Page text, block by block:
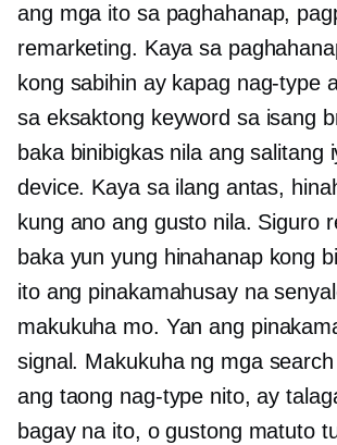
ang mga ito sa paghahanap,
remarketing. Kaya sa
kong sabihin ay kapag nag-type
sa eksaktong keyword sa isang
baka binibigkas nila ang salitang
device. Kaya sa ilang antas,
kung ano ang gusto nila. Siguro
baka yun yung hinahanap kong
ito ang pinakamahusay na
makukuha mo. Yan ang
signal. Makukuha ng mga
ang taong nag-type nito, ay
bagay na ito, o gustong matuto